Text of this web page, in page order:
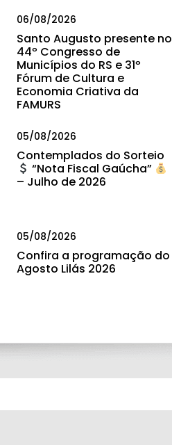
06/08/2026
Santo Augusto presente no
44º Congresso de
Municípios do RS e 31º
Fórum de Cultura e
Economia Criativa da
FAMURS
05/08/2026
Contemplados do Sorteio
“Nota Fiscal Gaúcha”
– Julho de 2026
05/08/2026
Confira a programação do
Agosto Lilás 2026